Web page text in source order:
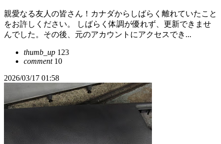
親愛なる友人の皆さん！カナダからしばらく離れていたこと
をお許しください。 しばらく体調が優れず、更新できませ
んでした。その後、元のアカウントにアクセスでき...
thumb_up 123
comment10
2026/03/17 01:58